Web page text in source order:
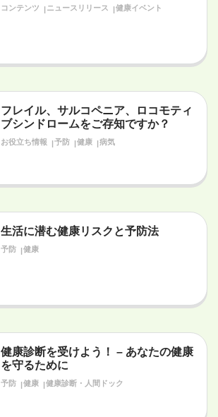
コンテンツ ニュースリリース 健康イベント
フレイル、サルコペニア、ロコモティ
ブシンドロームをご存知ですか？
お役立ち情報 予防 健康 病気
生活に潜む健康リスクと予防法
予防 健康
健康診断を受けよう！ – あなたの健康
を守るために
予防 健康 健康診断・人間ドック